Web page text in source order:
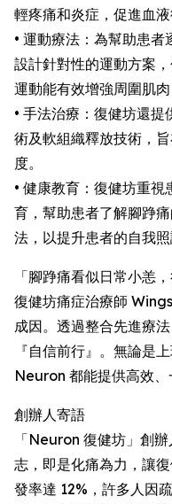
輕疼痛和炎症，促進血液
• 運動療法：為幫助患
設計針對性的運動方案
運動能有效增強周圍肌
• 手法治療：復健坊還
術及軟組織釋放技術，
度。
• 健康教育：復健坊重
育，幫助患者了解腳踭
法，以提升患者的自我照
「腳踭痛看似日常小恙
復健坊痛症治療師
成因。透過整合先進療
『自信前行』。無論是
Neuron 都能提供高效、
創辦人寄語
「Neuron 復健坊」創
志，即是化痛為力，讓
發率達 12%，許多人因